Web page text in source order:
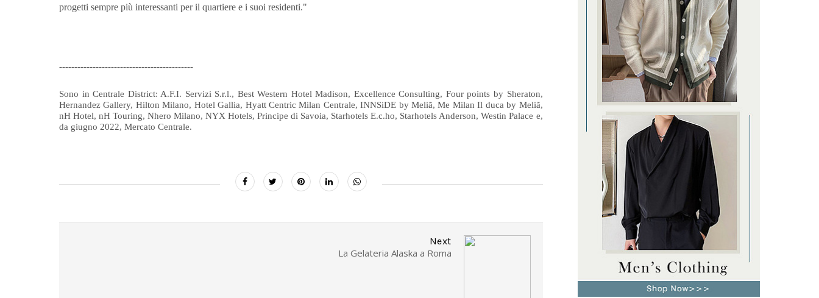
progetti sempre più interessanti per il quartiere e i suoi residenti."
--------------------------------------------
Sono in Centrale District: A.F.I. Servizi S.r.l., Best Western Hotel Madison, Excellence Consulting, Four points by Sheraton,
Hernandez Gallery, Hilton Milano, Hotel Gallia, Hyatt Centric Milan Centrale, INNSiDE by Meliã, Me Milan Il duca by Meliã,
nH Hotel, nH Touring, Nhero Milano, NYX Hotels, Principe di Savoia, Starhotels E.c.ho, Starhotels Anderson, Westin Palace e,
da giugno 2022, Mercato Centrale.
Next
La Gelateria Alaska a Roma